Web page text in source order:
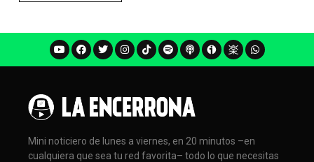
Mini noticiero de lunes a viernes, en 20 minutos –en
cualquiera que sea tu red favorita– todo lo que necesitas